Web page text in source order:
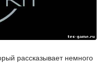
рассказывает немного